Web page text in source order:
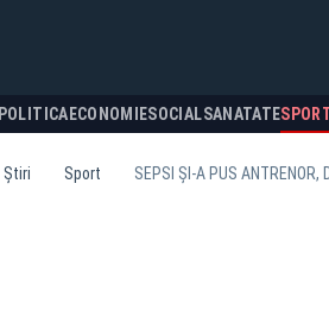
POLITICA ECONOMIESOCIALSANATATE
Știri Sport SEPSI ȘI-A PUS ANTRENOR,